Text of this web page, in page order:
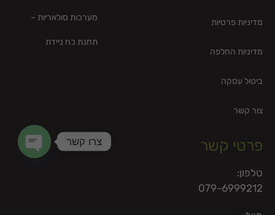
מדיניות פרטיות
מדיניות החלפה
ביטול עסקה
צור קשר
מערכות סולאריות –
תחנת כח ניידת
פרטי קשר
טלפון:
079-6999212
צרו קשר